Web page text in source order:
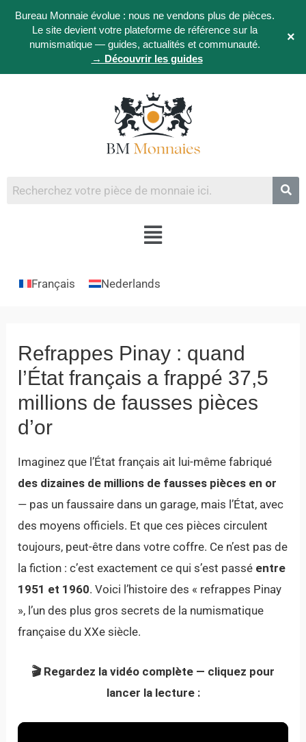
Bureau Monnaie évolue : nous ne vendons plus de pièces.
Le site devient votre plateforme de référence sur la
numismatique — guides, actualités et communauté.
→ Découvrir les guides
×
Français Nederlands
Refrappes Pinay : quand
l’État français a frappé 37,5
millions de fausses pièces
d’or
Imaginez que l’État français ait lui-même fabriqué
des dizaines de millions de fausses pièces en or
— pas un faussaire dans un garage, mais l’État, avec
des moyens officiels. Et que ces pièces circulent
toujours, peut-être dans votre coffre. Ce n’est pas de
la fiction : c’est exactement ce qui s’est passé entre
1951 et 1960. Voici l’histoire des « refrappes Pinay
», l’un des plus gros secrets de la numismatique
française du XXe siècle.
🎬 Regardez la vidéo complète — cliquez pour
lancer la lecture :